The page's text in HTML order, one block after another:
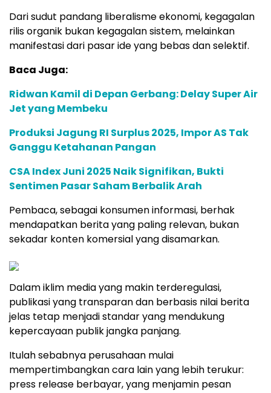
Dari sudut pandang liberalisme ekonomi, kegagalan
rilis organik bukan kegagalan sistem, melainkan
manifestasi dari pasar ide yang bebas dan selektif.
Baca Juga:
Ridwan Kamil di Depan Gerbang: Delay Super Air
Jet yang Membeku
Produksi Jagung RI Surplus 2025, Impor AS Tak
Ganggu Ketahanan Pangan
CSA Index Juni 2025 Naik Signifikan, Bukti
Sentimen Pasar Saham Berbalik Arah
Pembaca, sebagai konsumen informasi, berhak
mendapatkan berita yang paling relevan, bukan
sekadar konten komersial yang disamarkan.
Dalam iklim media yang makin terderegulasi,
publikasi yang transparan dan berbasis nilai berita
jelas tetap menjadi standar yang mendukung
kepercayaan publik jangka panjang.
Itulah sebabnya perusahaan mulai
mempertimbangkan cara lain yang lebih terukur:
press release berbayar, yang menjamin pesan